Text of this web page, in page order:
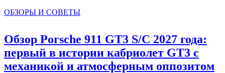
ОБЗОРЫ И СОВЕТЫ
Обзор Porsche 911 GT3 S/C 2027 года:
первый в истории кабриолет GT3 с
механикой и атмосферным оппозитом